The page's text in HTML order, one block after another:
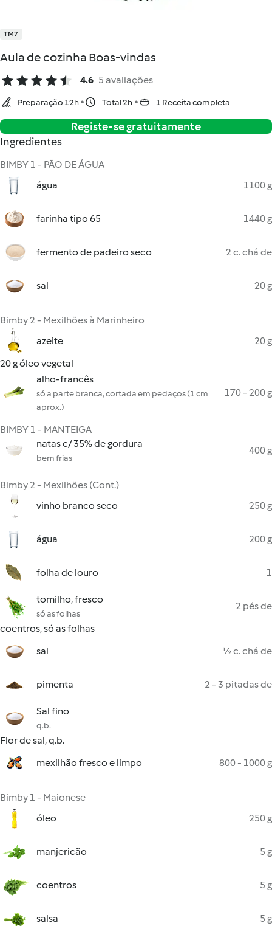
TM7
Aula de cozinha Boas-vindas
4.6 5 avaliações
Preparação 12h Total 2h 1 Receita completa
Registe-se gratuitamente
Ingredientes
BIMBY 1 - PÃO DE ÁGUA
água
1100 g
farinha tipo 65 1440 g
fermento de padeiro seco 2 c. chá de
sal 20 g
Bimby 2 - Mexilhões à Marinheiro
azeite
20 g
20 g óleo vegetal
alho-francês
só a parte branca, cortada em pedaços (1 cm
aprox.)
170 - 200 g
BIMBY 1 - MANTEIGA
natas c/ 35% de gordura
bem frias
400 g
Bimby 2 - Mexilhões (Cont.)
vinho branco seco
250 g
água 200 g
folha de louro 1
tomilho, fresco
só as folhas
2 pés de
coentros, só as folhas
sal
½ c. chá de
pimenta 2 - 3 pitadas de
Sal fino
q.b.
Flor de sal, q.b.
mexilhão fresco e limpo
800 - 1000 g
Bimby 1 - Maionese
óleo
250 g
manjericão 5 g
coentros 5 g
salsa 5 g